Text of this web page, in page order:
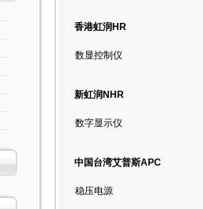
香港虹润HR
数显控制仪
新虹润NHR
数字显示仪
中国台湾艾普斯APC
稳压电源